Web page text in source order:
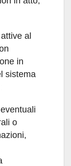
al
in
sistema
o